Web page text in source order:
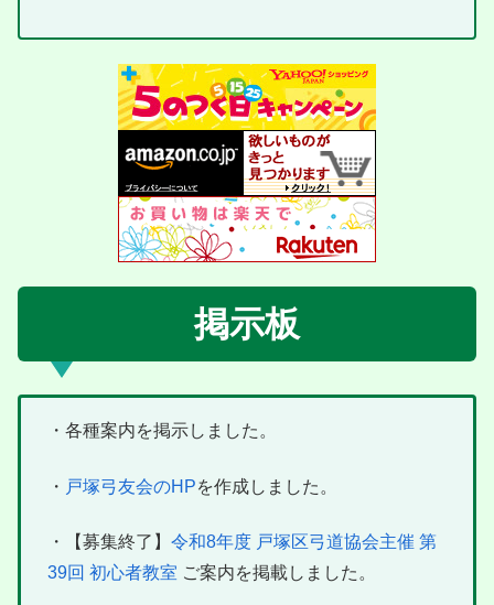
掲示板
・各種案内を掲示しました。
・ 戸塚弓友会のHPを作成しました。
・【募集終了】 令和8年度 戸塚区弓道協会主催 第
39回 初心者教室 ご案内を掲載しました。